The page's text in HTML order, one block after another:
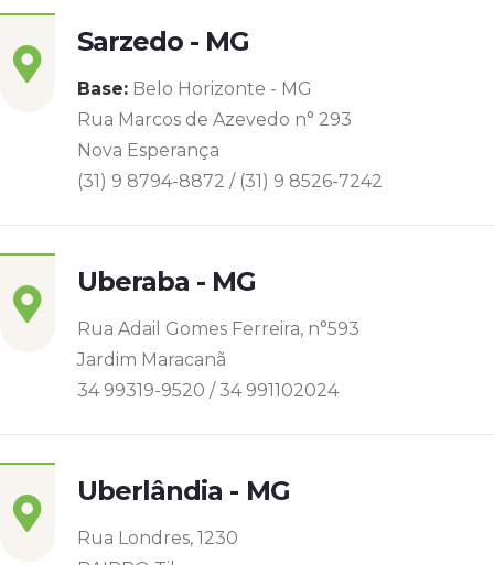
Sarzedo - MG
Base: Belo Horizonte - MG
Rua Marcos de Azevedo n° 293
Nova Esperança
(31) 9 8794-8872 / (31) 9 8526-7242
Uberaba - MG
Rua Adail Gomes Ferreira, n°593
Jardim Maracanã
34 99319-9520 / 34 991102024
Uberlândia - MG
Rua Londres, 1230